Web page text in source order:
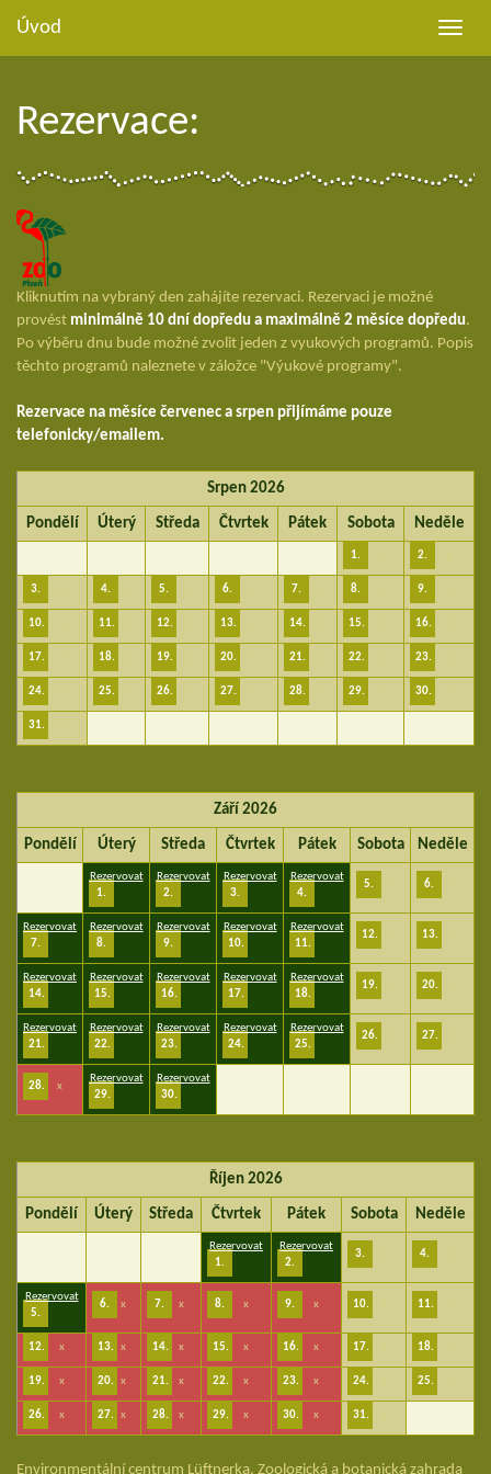
Toggle
Úvod
Rezervace:
Kliknutím na vybraný den zahájíte rezervaci. Rezervaci je možné
provést minimálně 10 dní dopředu a maximálně 2 měsíce dopředu.
Po výběru dnu bude možné zvolit jeden z vyukových programů. Popis
těchto programů naleznete v záložce "Výukové programy".
Rezervace na měsíce červenec a srpen přijímáme pouze
telefonicky/emailem.
Srpen 2026
Pondělí Úterý Středa Čtvrtek Pátek Sobota Neděle
1. 2.
3. 4. 5. 6. 7. 8. 9.
10. 11. 12. 13. 14. 15. 16.
17. 18. 19. 20. 21. 22. 23.
24. 25. 26. 27. 28. 29. 30.
31.
Září 2026
Pondělí Úterý Středa Čtvrtek Pátek Sobota Neděle
Rezervovat
1.
Rezervovat
2.
Rezervovat
3.
Rezervovat
4.
5. 6.
Rezervovat
7.
Rezervovat
8.
Rezervovat
9.
Rezervovat
10.
Rezervovat
11.
12. 13.
Rezervovat
14.
Rezervovat
15.
Rezervovat
16.
Rezervovat
17.
Rezervovat
18.
19. 20.
Rezervovat
21.
Rezervovat
22.
Rezervovat
23.
Rezervovat
24.
Rezervovat
25.
26. 27.
x
28.
Rezervovat
29.
Rezervovat
30.
Říjen 2026
Pondělí Úterý Středa Čtvrtek Pátek Sobota Neděle
Rezervovat
1.
Rezervovat
2.
3. 4.
Rezervovat
5.
x
6. x
7. x
8. x
9. 10. 11.
x
12. x
13. x
14. x
15. x
16. 17. 18.
x
19. x
20. x
21. x
22. x
23. 24. 25.
x
26. x
27. x
28. x
29. x
30. 31.
Environmentální centrum Lüftnerka, Zoologická a botanická zahrada